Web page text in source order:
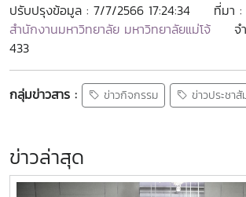
ปรับปรุงข้อมูล : 7/7/2566 17:24:34 ที่มา :
สำนักงานมหาวิทยาลัย มหาวิทยาลัยแม่โจ้
จ
433
กลุ่มข่าวสาร : ข่าวกิจกรรม ข่าวประชา
ข่าวล่าสุด